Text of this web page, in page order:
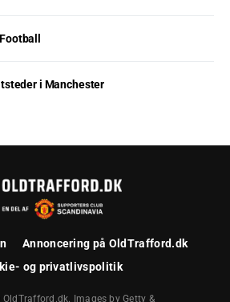
i Manchester
Annoncering på OldTrafford.dk
og privatlivspolitik
Images by Getty &